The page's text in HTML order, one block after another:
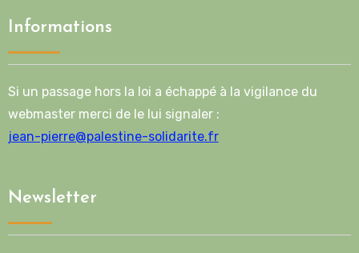
Informations
Si un passage hors la loi a échappé à la vigilance du
webmaster merci de le lui signaler :
jean-pierre@palestine-solidarite.fr
Newsletter